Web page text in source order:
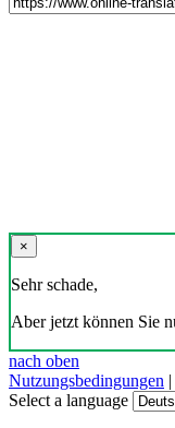
×
Sehr schade,
Aber jetzt können Sie
nach oben
Nutzungsbedingungen |
Select a language